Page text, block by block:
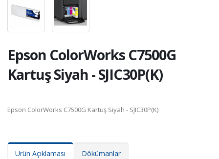
Epson ColorWorks C7500G
Kartuş Siyah - SJIC30P(K)
Epson ColorWorks C7500G Kartuş Siyah - SJIC30P(K)
Ürün Açıklaması Dökümanlar